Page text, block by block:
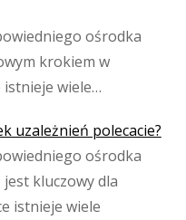
ośrodka
krokiem w
istnieje wiele…
uzależnień polecacie?
ośrodka
kluczowy dla
istnieje wiele